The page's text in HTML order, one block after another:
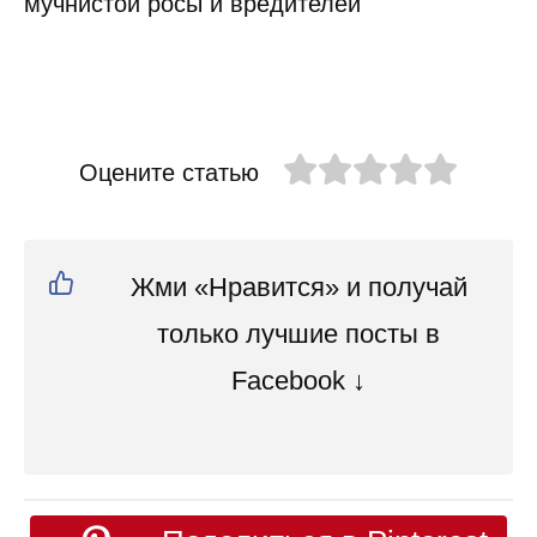
Оцените статью
Жми «Нравится» и получай
только лучшие посты в
Facebook ↓